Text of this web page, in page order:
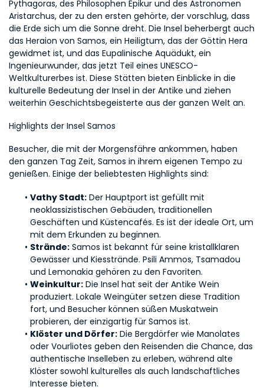
Pythagoras, des Philosophen Epikur und des Astronomen
Aristarchus, der zu den ersten gehörte, der vorschlug, dass
die Erde sich um die Sonne dreht. Die Insel beherbergt auch
das Heraion von Samos, ein Heiligtum, das der Göttin Hera
gewidmet ist, und das Eupalinische Aquädukt, ein
Ingenieurwunder, das jetzt Teil eines UNESCO-
Weltkulturerbes ist. Diese Stätten bieten Einblicke in die
kulturelle Bedeutung der Insel in der Antike und ziehen
weiterhin Geschichtsbegeisterte aus der ganzen Welt an.
Highlights der Insel Samos
Besucher, die mit der Morgensfähre ankommen, haben
den ganzen Tag Zeit, Samos in ihrem eigenen Tempo zu
genießen. Einige der beliebtesten Highlights sind:
Vathy Stadt: Der Hauptport ist gefüllt mit
neoklassizistischen Gebäuden, traditionellen
Geschäften und Küstencafés. Es ist der ideale Ort, um
mit dem Erkunden zu beginnen.
Strände: Samos ist bekannt für seine kristallklaren
Gewässer und Kiesstrände. Psili Ammos, Tsamadou
und Lemonakia gehören zu den Favoriten.
Weinkultur: Die Insel hat seit der Antike Wein
produziert. Lokale Weingüter setzen diese Tradition
fort, und Besucher können süßen Muskatwein
probieren, der einzigartig für Samos ist.
Klöster und Dörfer: Die Bergdörfer wie Manolates
oder Vourliotes geben den Reisenden die Chance, das
authentische Inselleben zu erleben, während alte
Klöster sowohl kulturelles als auch landschaftliches
Interesse bieten.